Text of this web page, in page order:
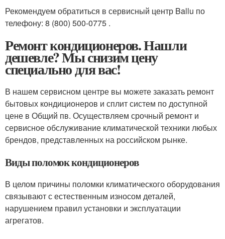
Рекомендуем обратиться в сервисный центр Ballu по
телефону: 8 (800) 500-0775 .
Ремонт кондиционеров. Нашли
дешевле? Мы снизим цену
специально для вас!
В нашем сервисном центре вы можете заказать ремонт
бытовых кондиционеров и сплит систем по доступной
цене в Общий пв. Осуществляем срочный ремонт и
сервисное обслуживание климатической техники любых
брендов, представленных на российском рынке.
Виды поломок кондиционеров
В целом причины поломки климатического оборудования
связывают с естественным износом деталей,
нарушением правил установки и эксплуатации
агрегатов.